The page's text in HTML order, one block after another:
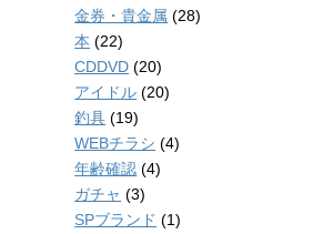
金券・貴金属 (28)
本 (22)
CDDVD (20)
アイドル (20)
釣具 (19)
WEBチラシ (4)
年齢確認 (4)
ガチャ (3)
SPブランド (1)